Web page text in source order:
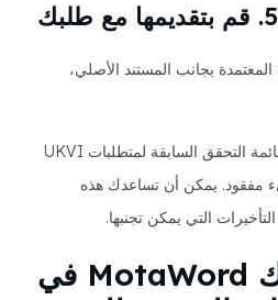
5. قم بتقديمها مع طلبك
بجانب المستند الأصلي،
راجع بسرعة قائمة التحقق السابقة لمتطلبات UKVI
مفقود. يمكن أن تساعدك هذه
التي يمكن تجنبها.
كيف تساعدك MotaWord في